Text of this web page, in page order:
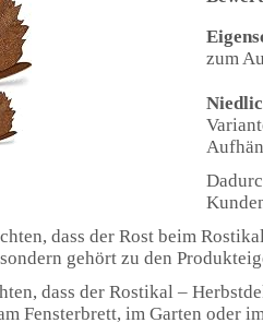
zum
dass der Rost beim
gehört zu den
dass der Rostikal –
Fensterbrett, im Garten oder